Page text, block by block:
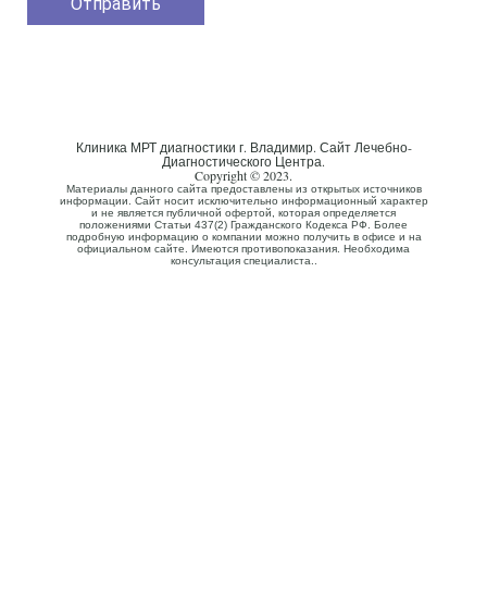
Клиника МРТ диагностики г. Владимир. Сайт Лечебно-
Диагностического Центра.
Copyright © 2023.
Материалы данного сайта предоставлены из открытых источников
информации. Сайт носит исключительно информационный характер
и не является публичной офертой, которая определяется
положениями Статьи 437(2) Гражданского Кодекса РФ. Более
подробную информацию о компании можно получить в офисе и на
официальном сайте. Имеются противопоказания. Необходима
консультация специалиста..